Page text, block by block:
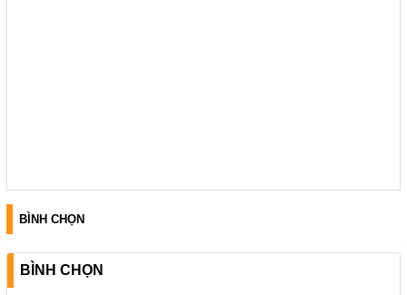
BÌNH CHỌN
BÌNH CHỌN